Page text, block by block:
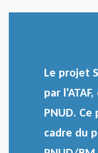
Le projet
par
PNUD.
cadre du